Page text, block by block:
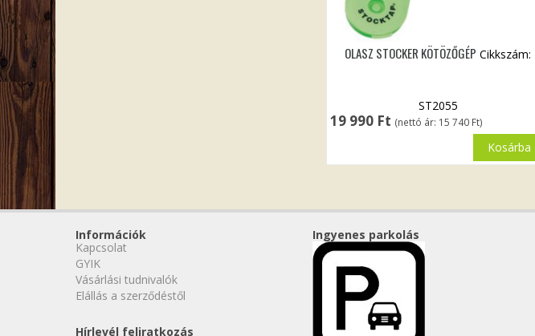
OLASZ STOCKER KÖTÖZŐGÉP
19 990 Ft (nettó ár: 15 740 Ft)
Cikkszám:
ST2055
Kosárba
Információk
Kapcsolat
GYIK
Vásárlási tudnivalók
Elállás a szerződéstől
Hírlevél feliratkozás
Ingyenes parkolás